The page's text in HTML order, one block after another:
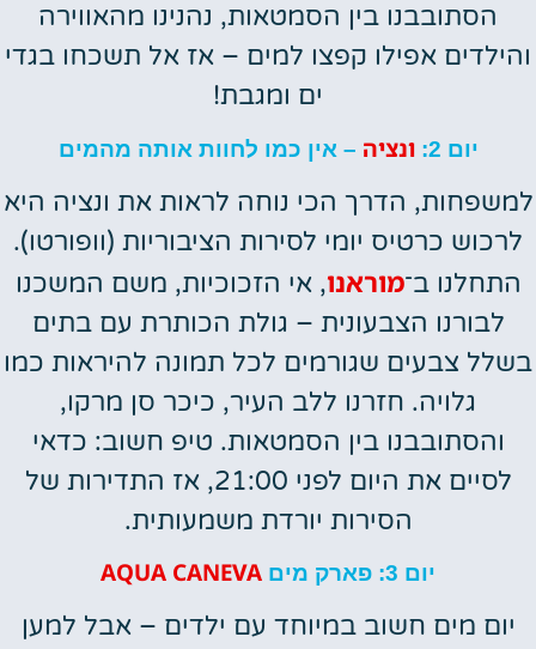
הסתובבנו בין הסמטאות, נהנינו מהאווירה
והילדים אפילו קפצו למים – אז אל תשכחו בגדי
ים ומגבת!
יום 2: ונציה – אין כמו לחוות אותה מהמים
למשפחות, הדרך הכי נוחה לראות את ונציה היא
לרכוש כרטיס יומי לסירות הציבוריות (וופורטו).
התחלנו ב־מוראנו, אי הזכוכיות, משם המשכנו
לבורנו הצבעונית – גולת הכותרת עם בתים
בשלל צבעים שגורמים לכל תמונה להיראות כמו
גלויה. חזרנו ללב העיר, כיכר סן מרקו,
והסתובבנו בין הסמטאות. טיפ חשוב: כדאי
לסיים את היום לפני 21:00, אז התדירות של
הסירות יורדת משמעותית.
יום 3: פארק מים
AQUA CANEVA
יום מים חשוב במיוחד עם ילדים – אבל למען